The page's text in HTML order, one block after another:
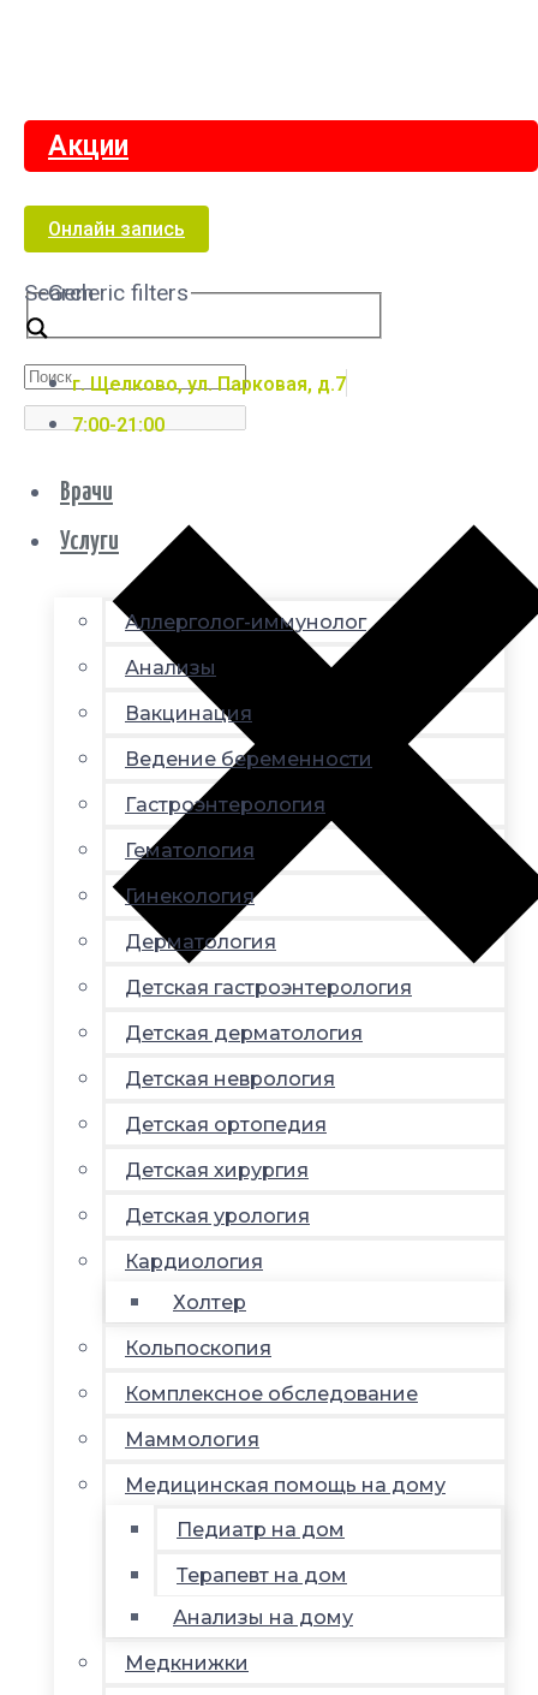
Акции
Онлайн запись
Search
Generic filters
г. Щелково, ул. Парковая, д.7
7:00-21:00
Врачи
Услуги
Аллерголог-иммунолог
Анализы
Вакцинация
Ведение беременности
Гастроэнтерология
Гематология
Гинекология
Дерматология
Детская гастроэнтерология
Детская дерматология
Детская неврология
Детская ортопедия
Детская хирургия
Детская урология
Кардиология
Холтер
Кольпоскопия
Комплексное обследование
Маммология
Медицинская помощь на дому
Педиатр на дом
Терапевт на дом
Анализы на дому
Медкнижки